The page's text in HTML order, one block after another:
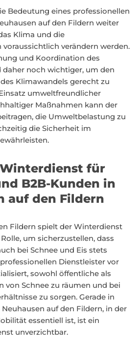
Bedeutung eines professionellen
auf den Fildern weiter
Klima und die
verändern werden.
und Koordination des
noch wichtiger, um den
Klimawandels gerecht zu
umweltfreundlicher
Maßnahmen kann der
die Umweltbelastung zu
die Sicherheit im
für
B2B-Kunden in
auf den Fildern
Fildern spielt der Winterdienst
um sicherzustellen, dass
bei Schnee und Eis stets
Dienstleister vor
sowohl öffentliche als
von Schnee zu räumen und bei
zu sorgen. Gerade in
auf den Fildern, in der
essentiell ist, ist ein
unverzichtbar.